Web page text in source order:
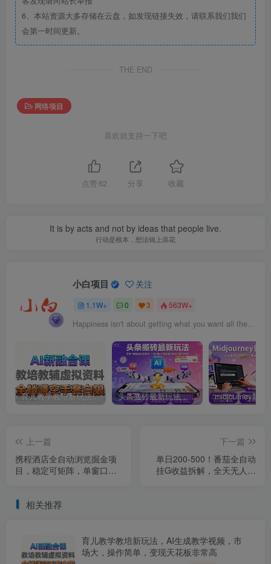
6、本站资源大多存储在云盘，如发现链接失效，请联系我们我们
会第一时间更新。
THE END
网络项目
喜欢就支持一下吧
点赞 62 分享 收藏
It is by acts and not by ideas that people live.
行动是根本，想法锦上添花
小白项目 关注
1.1W+ 0 3 563W+
育儿教学教培新玩法，AI生成教学视频，市场大，操作简单，变现天花板非常高 头条搬砖最新玩法，文章+视频用AI全搞定，一天5张+不是问题，每天只需10分钟
上一篇
携程酒店全自动浏览掘金项
目，稳定可矩阵，单窗口收
下一篇
单日200-500！番茄全自动
挂G收益拆解，全天无人值
相关推荐
育儿教学教培新玩法，AI生成教学视频，市
场大，操作简单，变现天花板非常高